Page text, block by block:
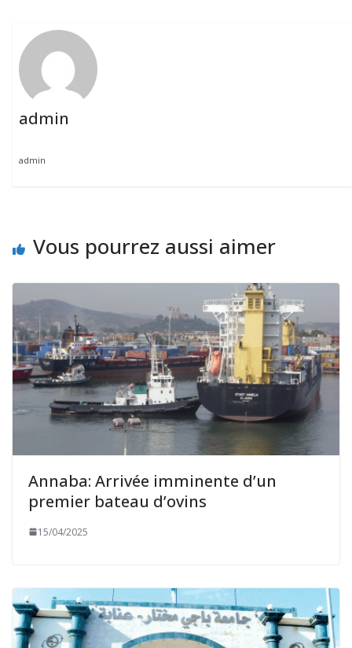
admin
admin
Vous pourrez aussi aimer
Annaba: Arrivée imminente d’un
premier bateau d’ovins
15/04/2025